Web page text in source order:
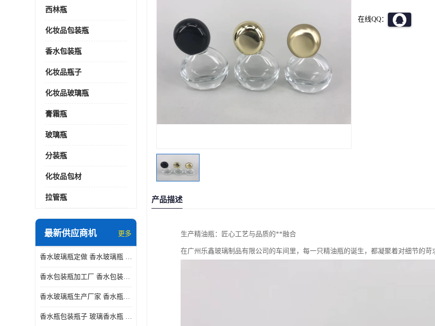
西林瓶
化妆品包装瓶
香水包装瓶
化妆品瓶子
化妆品玻璃瓶
膏霜瓶
玻璃瓶
分装瓶
化妆品包材
拉管瓶
最新供应商机 更多
香水玻璃瓶定做 香水玻璃瓶 瓶型多变
香水包装瓶加工厂 香水包装瓶厂家 瓶盖设计精美
香水玻璃瓶生产厂家 香水瓶设计 通常配有喷雾器或滴管
香水瓶包装瓶子 玻璃香水瓶 材质多样
在线QQ：
产品描述
生产精油瓶：匠心工艺与品质的**融合
在广州乐鑫玻璃制品有限公司的车间里，每一只精油瓶的诞生，都凝聚着对细节的苛